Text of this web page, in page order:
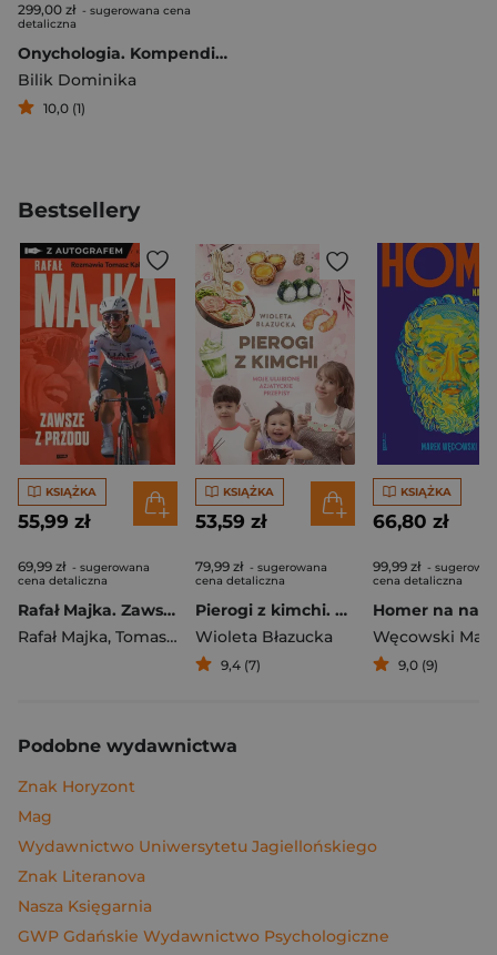
299,00 zł - sugerowana cena
detaliczna
Onychologia. Kompendium wiedzy o aparacie paznokciowym i technikach chirurgicznych
Bilik Dominika
10,0 (1)
Bestsellery
KSIĄŻKA
55,99 zł
69,99 zł - sugerowana
cena detaliczna
Rafał Majka. Zawsze z przodu. Rozmawia Tomasz Kalemba - książka z autografem
Rafał Majka, Tomasz Kalemba
KSIĄŻKA
53,59 zł
79,99 zł - sugerowana
cena detaliczna
Pierogi z kimchi. Moje ulubione azjatyckie przepisy
Wioleta Błazucka
9,4 (7)
KSIĄŻKA
66,80 zł
99,99 zł -
cena detaliczna
Węcowski
9,0 (9)
Podobne wydawnictwa
Znak Horyzont
Mag
Wydawnictwo Uniwersytetu Jagiellońskiego
Znak Literanova
Nasza Księgarnia
GWP Gdańskie Wydawnictwo Psychologiczne